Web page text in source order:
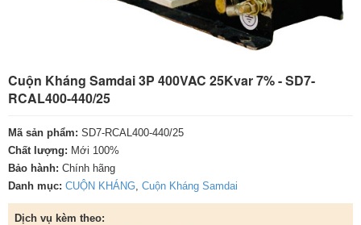
Cuộn Kháng Samdai 3P 400VAC 25Kvar 7% - SD7-
RCAL400-440/25
Mã sản phẩm: SD7-RCAL400-440/25
Chất lượng: Mới 100%
Bảo hành: Chính hãng
Danh mục: CUỘN KHÁNG, Cuộn Kháng Samdai
Dịch vụ kèm theo: